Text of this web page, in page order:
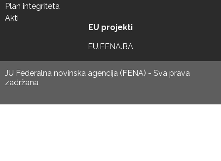
Plan integriteta
Akti
EU projekti
EU.FENA.BA
JU Federalna novinska agencija (FENA) - Sva prava
zadržana